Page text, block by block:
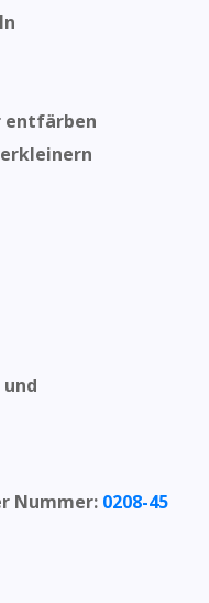
entfärben
Nummer: 0208-45